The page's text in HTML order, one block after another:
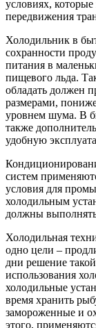
условиях,
передвижения
Холодильник в
сохранности
питания в
пищевого льда.
обладать должен
размерами,
уровнем шума. В
также
удобную
систем
условия для
холодильным
должны
Холодильная
одно цели –
дни решение
использования
холодильные
время хранить
замороженные и
этого,